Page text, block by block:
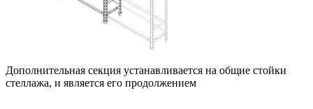
Дополнительная секция устанавливается на общие стойки
стеллажа, и является его продолжением